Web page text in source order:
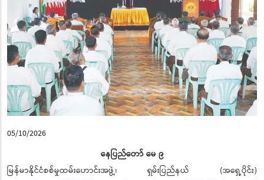
05/10/2026
နေပြည်တော် မေ ၉
မြန်မာနိုင်ငံစစ်မှုထမ်းဟောင်းအဖွဲ့၊ ရှမ်းပြည်နယ် (အရှေ့ပိုင်း)